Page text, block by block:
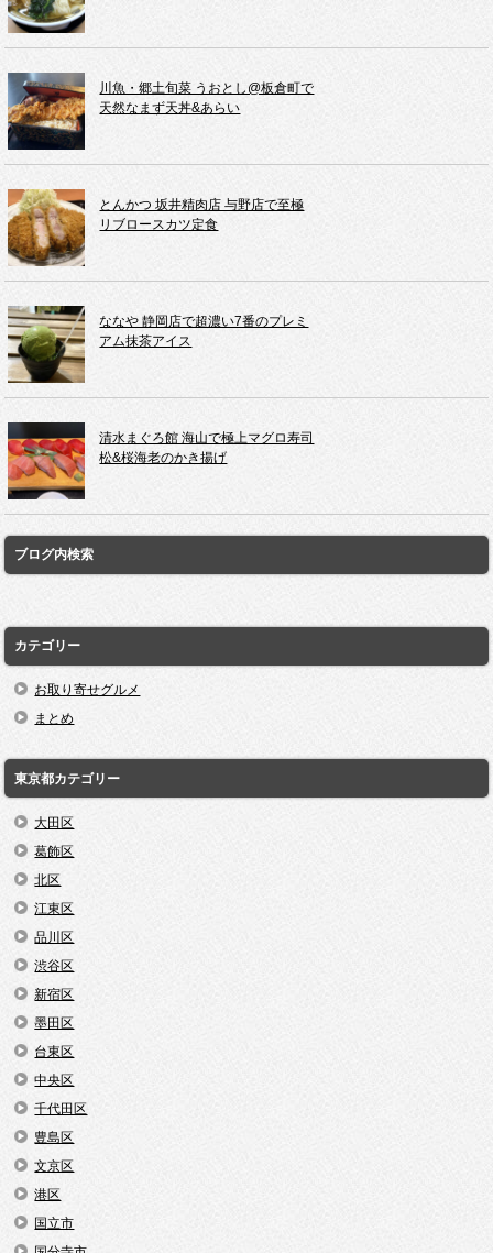
川魚・郷土旬菜 うおとし@板倉町で
天然なまず天丼&あらい
とんかつ 坂井精肉店 与野店で至極
リブロースカツ定食
ななや 静岡店で超濃い7番のプレミ
アム抹茶アイス
清水まぐろ館 海山で極上マグロ寿司
松&桜海老のかき揚げ
ブログ内検索
カテゴリー
お取り寄せグルメ
まとめ
東京都カテゴリー
大田区
葛飾区
北区
江東区
品川区
渋谷区
新宿区
墨田区
台東区
中央区
千代田区
豊島区
文京区
港区
国立市